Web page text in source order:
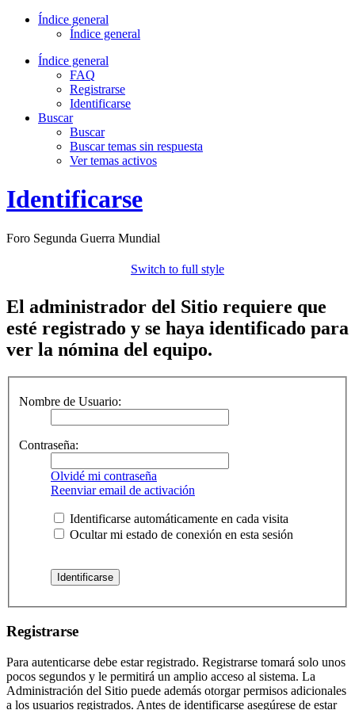
Índice general
Índice general
Índice general
FAQ
Registrarse
Identificarse
Buscar
Buscar
Buscar temas sin respuesta
Ver temas activos
Identificarse
Foro Segunda Guerra Mundial
Switch to full style
El administrador del Sitio requiere que
esté registrado y se haya identificado para
ver la nómina del equipo.
Nombre de Usuario:
Contraseña:
Olvidé mi contraseña
Reenviar email de activación
Identificarse automáticamente en cada visita
Ocultar mi estado de conexión en esta sesión
Registrarse
Para autenticarse debe estar registrado. Registrarse tomará solo unos
pocos segundos y le permitirá un amplio acceso al sistema. La
Administración del Sitio puede además otorgar permisos adicionales
a los usuarios registrados. Antes de identificarse asegúrese de estar